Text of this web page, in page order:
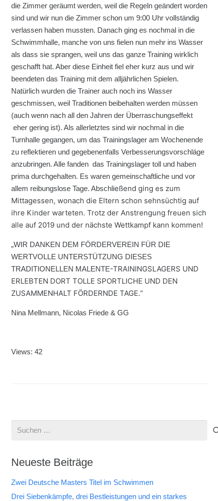
die Zimmer geräumt werden, weil die Regeln geändert worden
sind und wir nun die Zimmer schon um 9:00 Uhr vollständig
verlassen haben mussten. Danach ging es nochmal in die
Schwimmhalle, manche von uns fielen nun mehr ins Wasser
als dass sie sprangen, weil uns das ganze Training wirklich
geschafft hat. Aber diese Einheit fiel eher kurz aus und wir
beendeten das Training mit dem alljährlichen Spielen.
Natürlich wurden die Trainer auch noch ins Wasser
geschmissen, weil Traditionen beibehalten werden müssen
(auch wenn nach all den Jahren der Überraschungseffekt
eher gering ist). Als allerletztes sind wir nochmal in die
Turnhalle gegangen, um das Trainingslager am Wochenende
zu reflektieren und gegebenenfalls Verbesserungsvorschläge
anzubringen. Alle fanden das Trainingslager toll und haben
prima durchgehalten. Es waren gemeinschaftliche und vor
allem reibungslose Tage. Abschließend ging es zum
Mittagessen, wonach die Eltern schon sehnsüchtig auf
ihre Kinder warteten. Trotz der Anstrengung freuen sich
alle auf 2019 und der nächste Wettkampf kann kommen!
„WIR DANKEN DEM FÖRDERVEREIN FÜR DIE
WERTVOLLE UNTERSTÜTZUNG DIESES
TRADITIONELLEN MALENTE-TRAININGSLAGERS UND
ERLEBTEN DORT TOLLE SPORTLICHE UND DEN
ZUSAMMENHALT FÖRDERNDE TAGE.“
Nina Mellmann, Nicolas Friede & GG
Views: 42
Suchen
Neueste Beiträge
Zwei Deutsche Masters Titel im Schwimmen
Drei Siebenkämpfe, drei Bestleistungen und ein starkes